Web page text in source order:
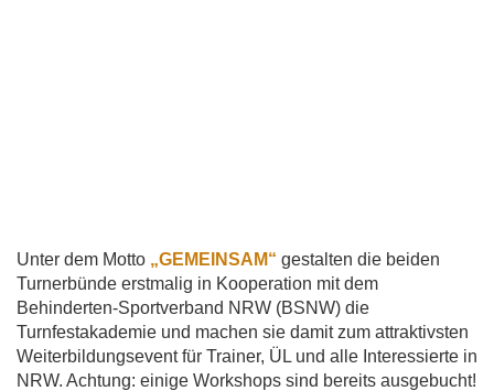
Unter dem Motto „GEMEINSAM“ gestalten die beiden
Turnerbünde erstmalig in Kooperation mit dem
Behinderten-Sportverband NRW (BSNW) die
Turnfestakademie und machen sie damit zum attraktivsten
Weiterbildungsevent für Trainer, ÜL und alle Interessierte in
NRW. Achtung: einige Workshops sind bereits ausgebucht!